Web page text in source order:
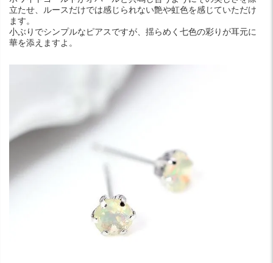
立たせ、ルースだけでは感じられない艶や虹色を感じていただけ
ます。
小ぶりでシンプルなピアスですが、揺らめく七色の彩りが耳元に
華を添えますよ。